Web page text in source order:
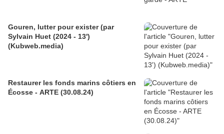
Gouren, lutter pour exister (par
Sylvain Huet (2024 - 13')
(Kubweb.media)
Restaurer les fonds marins côtiers en
Écosse - ARTE (30.08.24)